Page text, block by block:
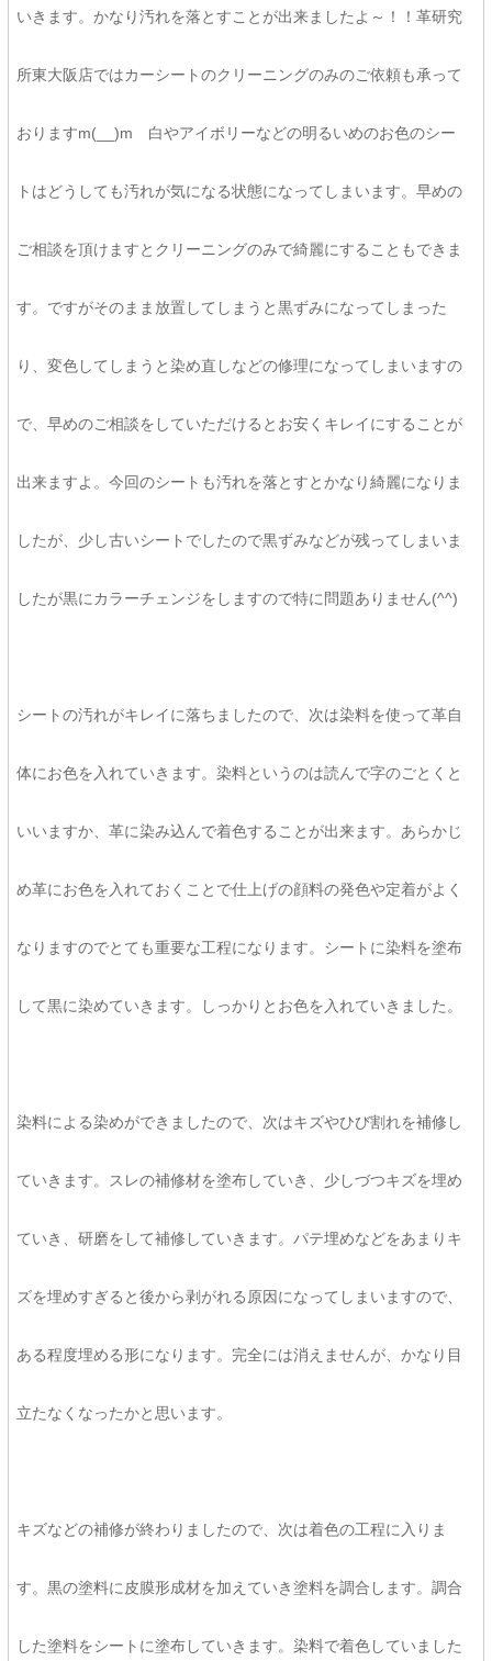
いきます。かなり汚れを落とすことが出来ましたよ～！！革研究
所東大阪店ではカーシートのクリーニングのみのご依頼も承って
おりますm(__)m 白やアイボリーなどの明るいめのお色のシー
トはどうしても汚れが気になる状態になってしまいます。早めの
ご相談を頂けますとクリーニングのみで綺麗にすることもできま
す。ですがそのまま放置してしまうと黒ずみになってしまった
り、変色してしまうと染め直しなどの修理になってしまいますの
で、早めのご相談をしていただけるとお安くキレイにすることが
出来ますよ。今回のシートも汚れを落とすとかなり綺麗になりま
したが、少し古いシートでしたので黒ずみなどが残ってしまいま
したが黒にカラーチェンジをしますので特に問題ありません(^^)
シートの汚れがキレイに落ちましたので、次は染料を使って革自
体にお色を入れていきます。染料というのは読んで字のごとくと
いいますか、革に染み込んで着色することが出来ます。あらかじ
め革にお色を入れておくことで仕上げの顔料の発色や定着がよく
なりますのでとても重要な工程になります。シートに染料を塗布
して黒に染めていきます。しっかりとお色を入れていきました。
染料による染めができましたので、次はキズやひび割れを補修し
ていきます。スレの補修材を塗布していき、少しづつキズを埋め
ていき、研磨をして補修していきます。パテ埋めなどをあまりキ
ズを埋めすぎると後から剥がれる原因になってしまいますので、
ある程度埋める形になります。完全には消えませんが、かなり目
立たなくなったかと思います。
キズなどの補修が終わりましたので、次は着色の工程に入りま
す。黒の塗料に皮膜形成材を加えていき塗料を調合します。調合
した塗料をシートに塗布していきます。染料で着色していました